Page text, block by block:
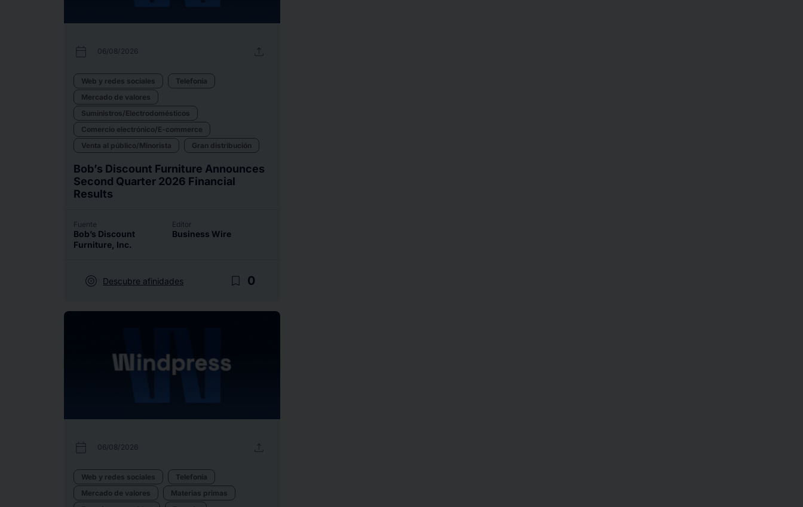
calendar_today 06/08/2026 upload
Web y redes sociales
Telefonía
Mercado de valores
Suministros/Electrodomésticos
Comercio electrónico/E-commerce
Venta al público/Minorista
Gran distribución
Bob’s Discount Furniture Announces
Second Quarter 2026 Financial
Results
Fuente
Bob’s Discount
Furniture, Inc.
Editor
Business Wire
target Descubre afinidades bookmark_border 0
calendar_today 06/08/2026 upload
Web y redes sociales
Telefonía
Mercado de valores
Materias primas